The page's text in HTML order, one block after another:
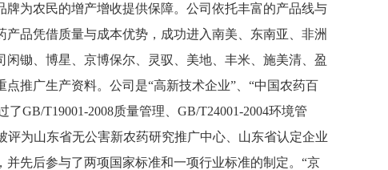
为农民的增产增收提供保障。公司依托丰富的产品线与
品凭借质量与成本优势，成功进入南美、东南亚、非洲
锄、博星、京博保尔、灵驭、美地、丰米、施美清、盈
推广生产资料。公司是“高新技术企业”、“中国农药百
了GB/T19001-2008质量管理、 GB/T24001-2004环境管
为山东省无公害新农药研究推广中心、山东省认定企业
先后参与了两项国家标准和一项行业标准的制定。“京